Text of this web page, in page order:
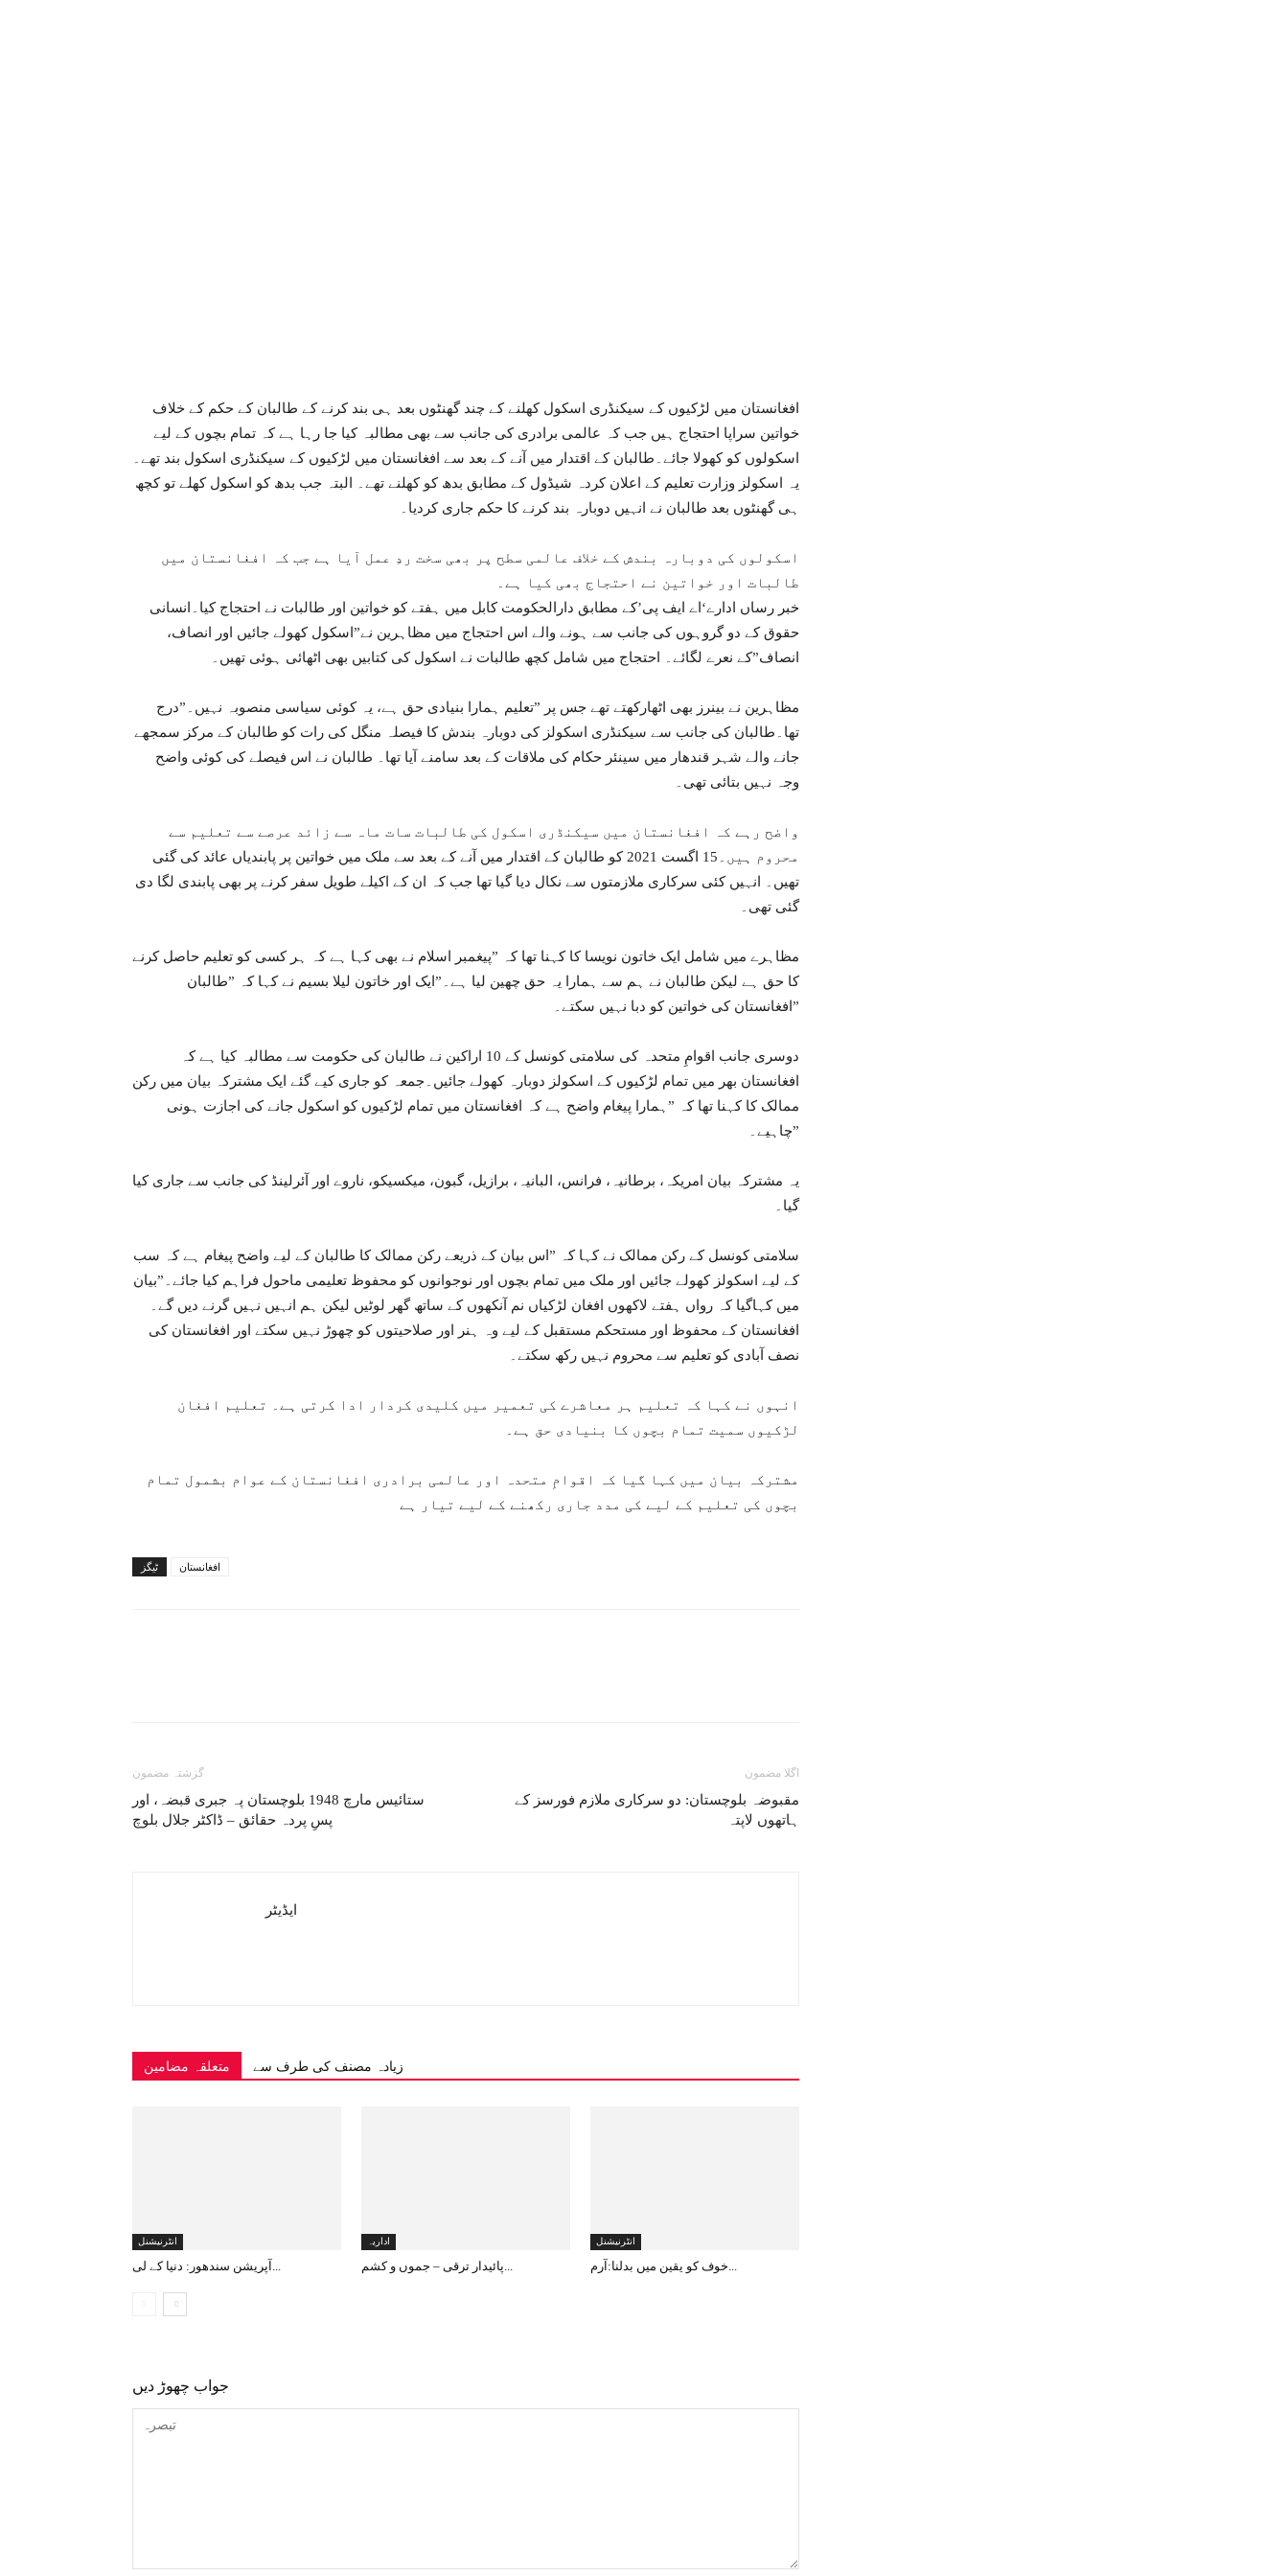
افغانستان میں لڑکیوں کے سیکنڈری اسکول کھلنے کے چند گھنٹوں بعد ہی بند کرنے کے طالبان کے حکم کے خلاف
خواتین سراپا احتجاج ہیں جب کہ عالمی برادری کی جانب سے بھی مطالبہ کیا جا رہا ہے کہ تمام بچوں کے لیے
اسکولوں کو کھولا جائے۔طالبان کے اقتدار میں آنے کے بعد سے افغانستان میں لڑکیوں کے سیکنڈری اسکول بند تھے۔
یہ اسکولز وزارت تعلیم کے اعلان کردہ شیڈول کے مطابق بدھ کو کھلنے تھے۔ البتہ جب بدھ کو اسکول کھلے تو کچھ
ہی گھنٹوں بعد طالبان نے انہیں دوبارہ بند کرنے کا حکم جاری کردیا۔
اسکولوں کی دوبارہ بندش کے خلاف عالمی سطح پر بھی سخت ردِ عمل آیا ہے جب کہ افغانستان میں
طالبات اور خواتین نے احتجاج بھی کیا ہے۔
خبر رساں ادارے‘اے ایف پی’کے مطابق دارالحکومت کابل میں ہفتے کو خواتین اور طالبات نے احتجاج کیا۔انسانی
حقوق کے دو گروہوں کی جانب سے ہونے والے اس احتجاج میں مظاہرین نے”اسکول کھولے جائیں اور انصاف،
انصاف”کے نعرے لگائے۔ احتجاج میں شامل کچھ طالبات نے اسکول کی کتابیں بھی اٹھائی ہوئی تھیں۔
مظاہرین نے بینرز بھی اٹھارکھتے تھے جس پر ”تعلیم ہمارا بنیادی حق ہے، یہ کوئی سیاسی منصوبہ نہیں۔”درج
تھا۔طالبان کی جانب سے سیکنڈری اسکولز کی دوبارہ بندش کا فیصلہ منگل کی رات کو طالبان کے مرکز سمجھے
جانے والے شہر قندھار میں سینئر حکام کی ملاقات کے بعد سامنے آیا تھا۔ طالبان نے اس فیصلے کی کوئی واضح
وجہ نہیں بتائی تھی۔
واضح رہے کہ افغانستان میں سیکنڈری اسکول کی طالبات سات ماہ سے زائد عرصے سے تعلیم سے
محروم ہیں۔15 اگست 2021 کو طالبان کے اقتدار میں آنے کے بعد سے ملک میں خواتین پر پابندیاں عائد کی گئی
تھیں۔ انہیں کئی سرکاری ملازمتوں سے نکال دیا گیا تھا جب کہ ان کے اکیلے طویل سفر کرنے پر بھی پابندی لگا دی
گئی تھی۔
مظاہرے میں شامل ایک خاتون نویسا کا کہنا تھا کہ ”پیغمبر اسلام نے بھی کہا ہے کہ ہر کسی کو تعلیم حاصل کرنے
کا حق ہے لیکن طالبان نے ہم سے ہمارا یہ حق چھین لیا ہے۔”ایک اور خاتون لیلا بسیم نے کہا کہ ”طالبان
افغانستان کی خواتین کو دبا نہیں سکتے۔”
دوسری جانب اقوامِ متحدہ کی سلامتی کونسل کے 10 اراکین نے طالبان کی حکومت سے مطالبہ کیا ہے کہ
افغانستان بھر میں تمام لڑکیوں کے اسکولز دوبارہ کھولے جائیں۔جمعہ کو جاری کیے گئے ایک مشترکہ بیان میں رکن
ممالک کا کہنا تھا کہ ”ہمارا پیغام واضح ہے کہ افغانستان میں تمام لڑکیوں کو اسکول جانے کی اجازت ہونی
چاہیے۔”
یہ مشترکہ بیان امریکہ، برطانیہ، فرانس، البانیہ، برازیل، گبون، میکسیکو، ناروے اور آئرلینڈ کی جانب سے جاری کیا
گیا۔
سلامتی کونسل کے رکن ممالک نے کہا کہ ”اس بیان کے ذریعے رکن ممالک کا طالبان کے لیے واضح پیغام ہے کہ سب
کے لیے اسکولز کھولے جائیں اور ملک میں تمام بچوں اور نوجوانوں کو محفوظ تعلیمی ماحول فراہم کیا جائے۔”بیان
میں کہاگیا کہ رواں ہفتے لاکھوں افغان لڑکیاں نم آنکھوں کے ساتھ گھر لوٹیں لیکن ہم انہیں نہیں گرنے دیں گے۔
افغانستان کے محفوظ اور مستحکم مستقبل کے لیے وہ ہنر اور صلاحیتوں کو چھوڑ نہیں سکتے اور افغانستان کی
نصف آبادی کو تعلیم سے محروم نہیں رکھ سکتے۔
انہوں نے کہا کہ تعلیم ہر معاشرے کی تعمیر میں کلیدی کردار ادا کرتی ہے۔ تعلیم افغان
لڑکیوں سمیت تمام بچوں کا بنیادی حق ہے۔
مشترکہ بیان میں کہا گیا کہ اقوامِ متحدہ اور عالمی برادری افغانستان کے عوام بشمول تمام
بچوں کی تعلیم کے لیے کی مدد جاری رکھنے کے لیے تیار ہے
ٹیگز افغانستان
گزشتہ مضمون
ستائیس مارچ 1948 بلوچستان پہ جبری قبضہ، اور
پسِ پردہ حقائق – ڈاکٹر جلال بلوچ
اگلا مضمون
مقبوضہ بلوچستان: دو سرکاری ملازم فورسز کے
ہاتھوں لاپتہ
ایڈیٹر
متعلقہ مضامین زیادہ مصنف کی طرف سے
انٹرنیشنل
آپریشن سندھور: دنیا کے لی...
اداریہ
پائیدار ترقی – جموں و کشم...
انٹرنیشنل
خوف کو یقین میں بدلنا:آرم...
جواب چھوڑ دیں